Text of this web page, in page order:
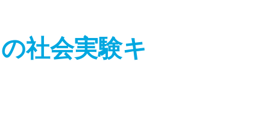
社会実験キ